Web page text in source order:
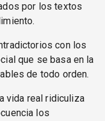
por los textos
con los
que se basa en la
de todo orden.
vida real ridiculiza
los